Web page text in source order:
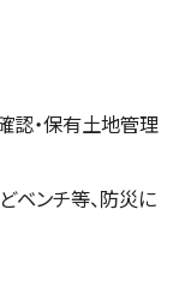
認・保有土地管理
ベンチ等、防災に